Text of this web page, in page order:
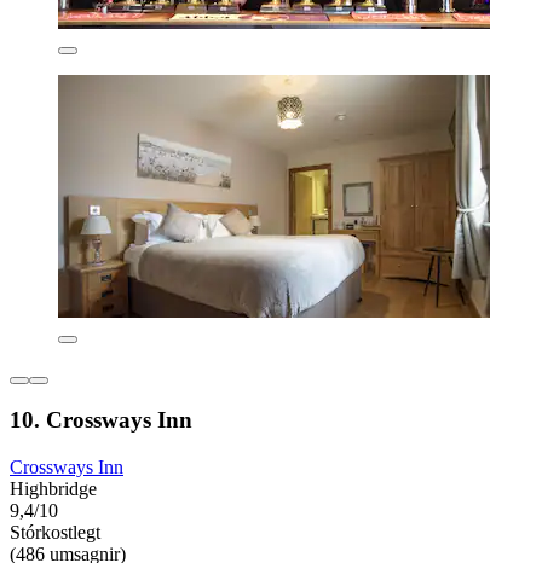
10. Crossways Inn
Crossways Inn
Highbridge
9,4/10
Stórkostlegt
(486 umsagnir)